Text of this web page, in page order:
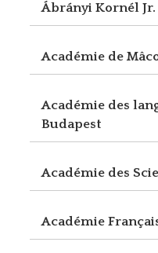
Ábrányi Kornél Jr.
Académie de
Académie des
Budapest
Académie des
Académie